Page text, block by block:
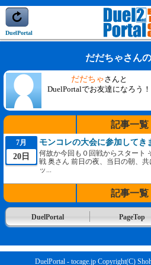
DuelPortal
だだちゃさん
だだちゃさんと
DuelPortalでお友達になろう！
記事一覧
7月
20日
モンコレの大会に参加してき
何故か今回も０回戦からスタート
戦 奥さん 前日の夜、当日の朝、
ッ...
記事一覧
DuelPortal PageTop
DuelPortal - tocage.jp Copyright(C)